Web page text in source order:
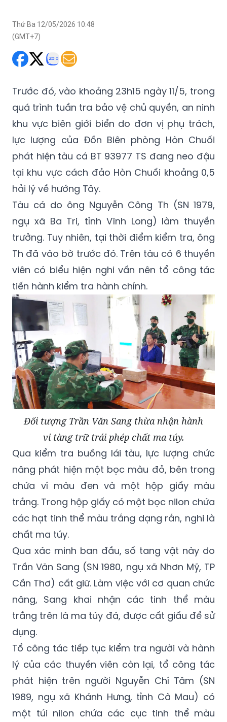
Thứ Ba 12/05/2026 10:48
(GMT+7)
Trước đó, vào khoảng 23h15 ngày 11/5, trong
quá trình tuần tra bảo vệ chủ quyền, an ninh
khu vực biên giới biển do đơn vị phụ trách,
lực lượng của Đồn Biên phòng Hòn Chuối
phát hiện tàu cá BT 93977 TS đang neo đậu
tại khu vực cách đảo Hòn Chuối khoảng 0,5
hải lý về hướng Tây.
Tàu cá do ông Nguyễn Công Th (SN 1979,
ngụ xã Ba Tri, tỉnh Vĩnh Long) làm thuyền
trưởng. Tuy nhiên, tại thời điểm kiểm tra, ông
Th đã vào bờ trước đó. Trên tàu có 6 thuyền
viên có biểu hiện nghi vấn nên tổ công tác
tiến hành kiểm tra hành chính.
Đối tượng Trần Văn Sang thừa nhận hành
vi tàng trữ trái phép chất ma túy.
Qua kiểm tra buồng lái tàu, lực lượng chức
năng phát hiện một bọc màu đỏ, bên trong
chứa ví màu đen và một hộp giấy màu
trắng. Trong hộp giấy có một bọc nilon chứa
các hạt tinh thể màu trắng dạng rắn, nghi là
chất ma túy.
Qua xác minh ban đầu, số tang vật này do
Trần Văn Sang (SN 1980, ngụ xã Nhơn Mỹ, TP
Cần Thơ) cất giữ. Làm việc với cơ quan chức
năng, Sang khai nhận các tinh thể màu
trắng trên là ma túy đá, được cất giấu để sử
dụng.
Tổ công tác tiếp tục kiểm tra người và hành
lý của các thuyền viên còn lại, tổ công tác
phát hiện trên người Nguyễn Chí Tâm (SN
1989, ngụ xã Khánh Hưng, tỉnh Cà Mau) có
một túi nilon chứa các cục tinh thể màu